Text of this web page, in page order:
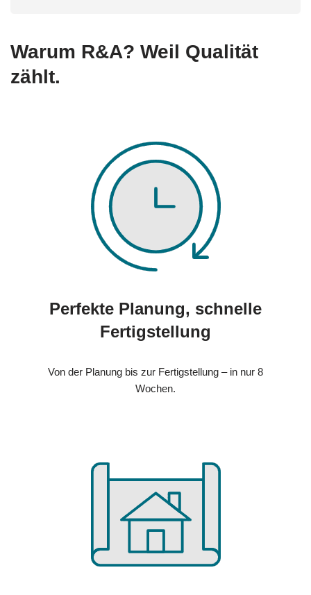
Warum R&A? Weil Qualität
zählt.
Perfekte Planung, schnelle
Fertigstellung
Von der Planung bis zur Fertigstellung – in nur 8
Wochen.